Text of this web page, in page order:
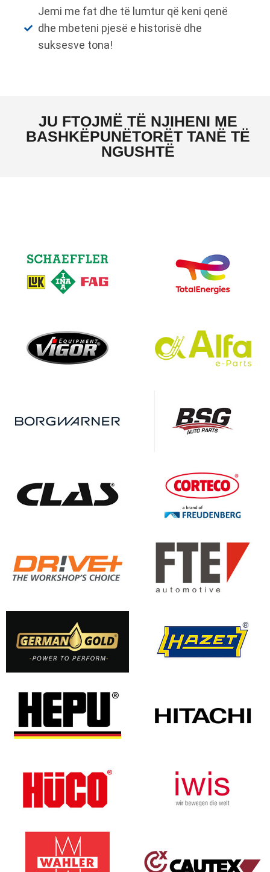
Jemi me fat dhe të lumtur që keni qenë
dhe mbeteni pjesë e historisë dhe
suksesve tona!
JU FTOJMË TË NJIHENI ME
BASHKËPUNËTORËT TANË TË
NGUSHTË